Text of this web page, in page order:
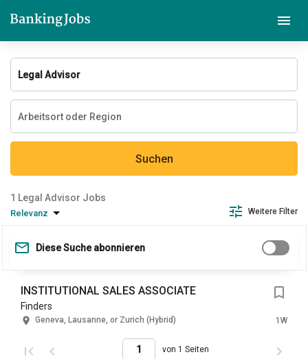
Suchen
Legal Advisor Jobs
Relevanz Weitere Filter
Diese Suche abonnieren
INSTITUTIONAL SALES ASSOCIATE
Finders
Geneva, Lausanne, or Zurich (Hybrid) 1W
von 1 Seiten